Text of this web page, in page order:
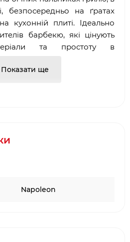
безпосередньо на ґратах
кухонній плиті. Ідеально
барбекю, які цінують
та простоту в
та розподіл тепла;
безпосередньо у
Показати ще
Napoleon